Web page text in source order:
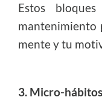
Estos
mantenimiento
mente y tu
3. Micro-